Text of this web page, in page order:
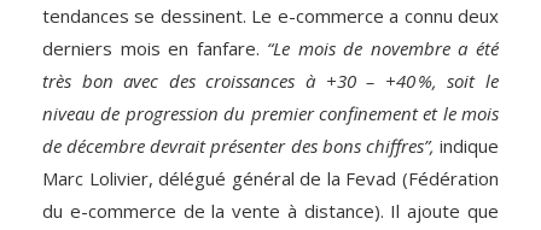
tendances se dessinent. Le e-commerce a connu deux
derniers mois en fanfare. “Le mois de novembre a été
très bon avec des croissances à +30 – +40 %, soit le
niveau de progression du premier confinement et le mois
de décembredevrait présenter des bons chiffres”, indique
Marc Lolivier, délégué général de la Fevad (Fédération
du e-commerce de la vente à distance). Il ajoute que